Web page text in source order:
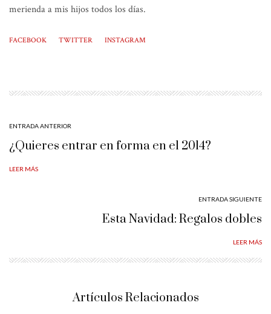
merienda a mis hijos todos los días.
FACEBOOK TWITTER INSTAGRAM
ENTRADA ANTERIOR
¿Quieres entrar en forma en el 2014?
LEER MÁS
ENTRADA SIGUIENTE
Esta Navidad: Regalos dobles
LEER MÁS
Artículos Relacionados